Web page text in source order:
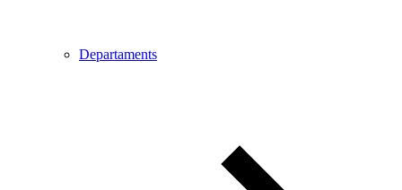
Departaments